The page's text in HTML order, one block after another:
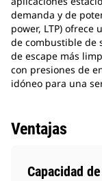
demanda y de
power, LTP)
de combustible de
de escape más
con presiones de
idóneo para una
Ventajas
Capacidad